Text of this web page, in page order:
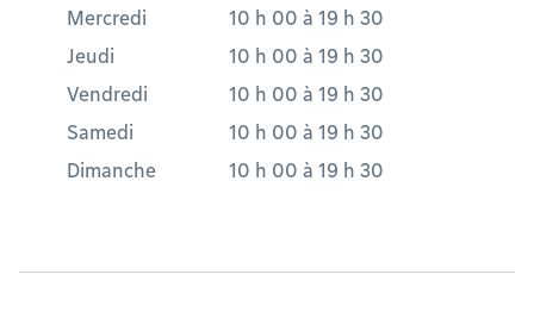
Mercredi 10 h 00 à 19 h 30
Jeudi
10 h 00 à 19 h 30
Vendredi
10 h 00 à 19 h 30
Samedi
10 h 00 à 19 h 30
Dimanche
10 h 00 à 19 h 30